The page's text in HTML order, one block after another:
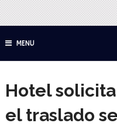
MENU
Hotel
el traslado